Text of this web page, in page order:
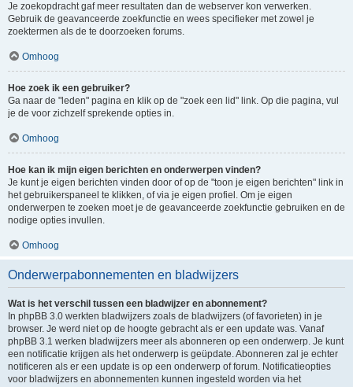
Je zoekopdracht gaf meer resultaten dan de webserver kon verwerken.
Gebruik de geavanceerde zoekfunctie en wees specifieker met zowel je
zoektermen als de te doorzoeken forums.
Omhoog
Hoe zoek ik een gebruiker?
Ga naar de "leden" pagina en klik op de "zoek een lid" link. Op die pagina, vul
je de voor zichzelf sprekende opties in.
Omhoog
Hoe kan ik mijn eigen berichten en onderwerpen vinden?
Je kunt je eigen berichten vinden door of op de "toon je eigen berichten" link in
het gebruikerspaneel te klikken, of via je eigen profiel. Om je eigen
onderwerpen te zoeken moet je de geavanceerde zoekfunctie gebruiken en de
nodige opties invullen.
Omhoog
Onderwerpabonnementen en bladwijzers
Wat is het verschil tussen een bladwijzer en abonnement?
In phpBB 3.0 werkten bladwijzers zoals de bladwijzers (of favorieten) in je
browser. Je werd niet op de hoogte gebracht als er een update was. Vanaf
phpBB 3.1 werken bladwijzers meer als abonneren op een onderwerp. Je kunt
een notificatie krijgen als het onderwerp is geüpdate. Abonneren zal je echter
notificeren als er een update is op een onderwerp of forum. Notificatieopties
voor bladwijzers en abonnementen kunnen ingesteld worden via het